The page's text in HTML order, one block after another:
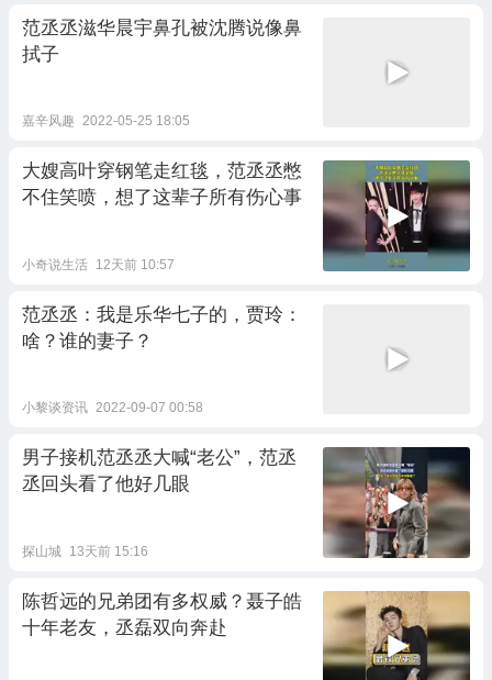
范丞丞滋华晨宇鼻孔被沈腾说像鼻
拭子
嘉辛风趣 2022-05-25 18:05
大嫂高叶穿钢笔走红毯，范丞丞憋
不住笑喷，想了这辈子所有伤心事
小奇说生活 12天前 10:57
范丞丞：我是乐华七子的，贾玲：
啥？谁的妻子？
小黎谈资讯 2022-09-07 00:58
男子接机范丞丞大喊“老公”，范丞
丞回头看了他好几眼
探山城 13天前 15:16
陈哲远的兄弟团有多权威？聂子皓
十年老友，丞磊双向奔赴